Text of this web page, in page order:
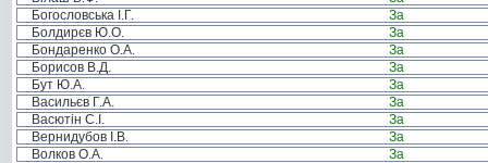
Богословська І.Г.
За
Болдирєв Ю.О.
За
Бондаренко О.А.
За
Борисов В.Д.
За
Бут Ю.А.
За
Васильєв Г.А.
За
Васютін С.І.
За
Вернидубов І.В.
За
Волков О.А.
За